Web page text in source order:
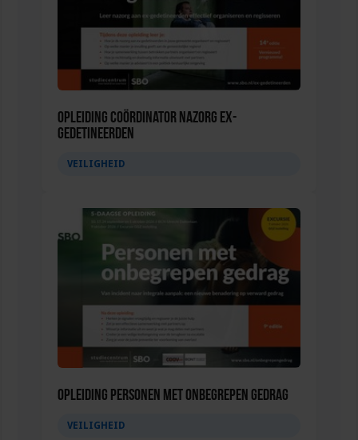
Opleiding Coördinator nazorg ex-
gedetineerden
VEILIGHEID
Opleiding Personen met onbegrepen gedrag
VEILIGHEID